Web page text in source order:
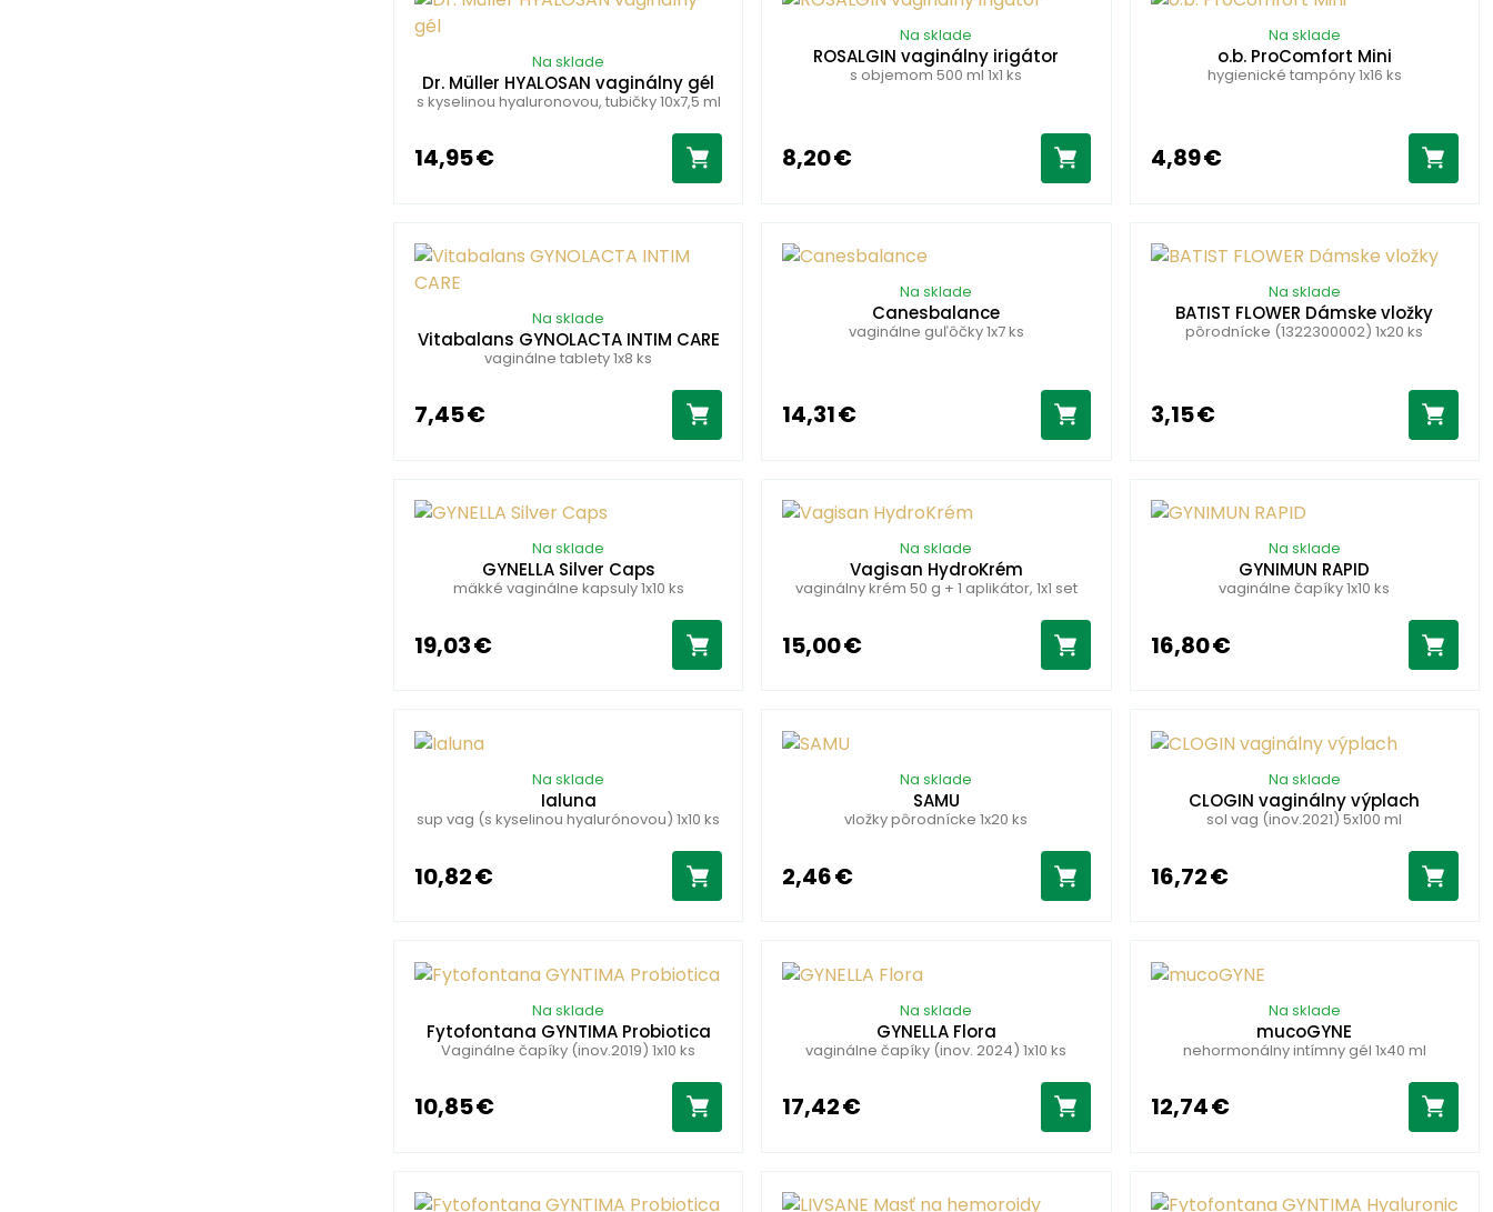
Na sklade
Dr. Müller HYALOSAN vaginálny gél
s kyselinou hyaluronovou, tubičky 10x7,5 ml
14,95 €
Na sklade
ROSALGIN vaginálny irigátor
s objemom 500 ml 1x1 ks
8,20 €
Na sklade
o.b. ProComfort Mini
hygienické tampóny 1x16 ks
4,89 €
Na sklade
Vitabalans GYNOLACTA INTIM CARE
vaginálne tablety 1x8 ks
7,45 €
Na sklade
Canesbalance
vaginálne guľôčky 1x7 ks
14,31 €
Na sklade
BATIST FLOWER Dámske vložky
pôrodnícke (1322300002) 1x20 ks
3,15 €
Na sklade
GYNELLA Silver Caps
mäkké vaginálne kapsuly 1x10 ks
19,03 €
Na sklade
Vagisan HydroKrém
vaginálny krém 50 g + 1 aplikátor, 1x1 set
15,00 €
Na sklade
GYNIMUN RAPID
vaginálne čapíky 1x10 ks
16,80 €
Na sklade
Ialuna
sup vag (s kyselinou hyalurónovou) 1x10 ks
10,82 €
Na sklade
SAMU
vložky pôrodnícke 1x20 ks
2,46 €
Na sklade
CLOGIN vaginálny výplach
sol vag (inov.2021) 5x100 ml
16,72 €
Na sklade
Fytofontana GYNTIMA Probiotica
Vaginálne čapíky (inov.2019) 1x10 ks
10,85 €
Na sklade
GYNELLA Flora
vaginálne čapíky (inov. 2024) 1x10 ks
17,42 €
Na sklade
mucoGYNE
nehormonálny intímny gél 1x40 ml
12,74 €